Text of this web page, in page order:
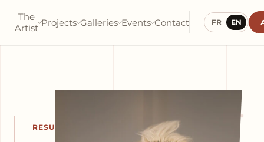
The
Artist Projects Galleries Events Contact FR EN
+
RESUME